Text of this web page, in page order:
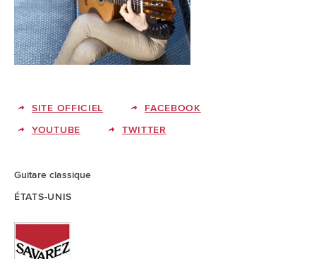
SITE OFFICIEL
FACEBOOK
YOUTUBE
TWITTER
Guitare classique
ÉTATS-UNIS